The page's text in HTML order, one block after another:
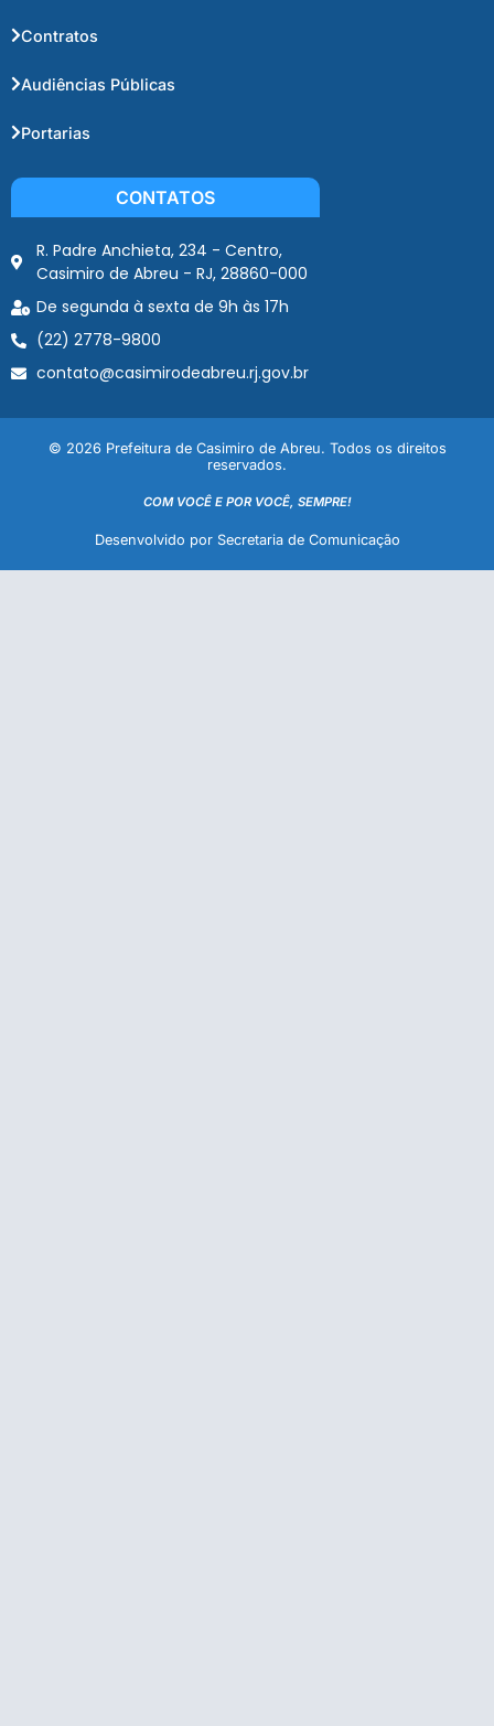
Contratos
Audiências Públicas
Portarias
CONTATOS
R. Padre Anchieta, 234 - Centro,
Casimiro de Abreu - RJ, 28860-000
De segunda à sexta de 9h às 17h
(22) 2778-9800
contato@casimirodeabreu.rj.gov.br
© 2026 Prefeitura de Casimiro de Abreu. Todos os direitos
reservados.
COM VOCÊ E POR VOCÊ, SEMPRE!
Desenvolvido por Secretaria de Comunicação